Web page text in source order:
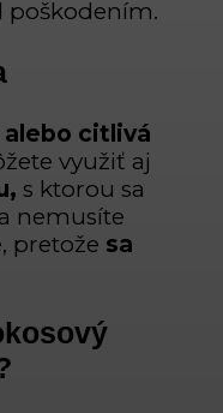
poškodením.
citlivá
využiť aj
s ktorou sa
nemusíte
pretože sa